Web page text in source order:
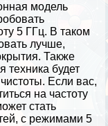
модель
5 ГГц. В таком
лучше,
Также
техника будет
Если вас,
на частоту
стать
с режимами 5